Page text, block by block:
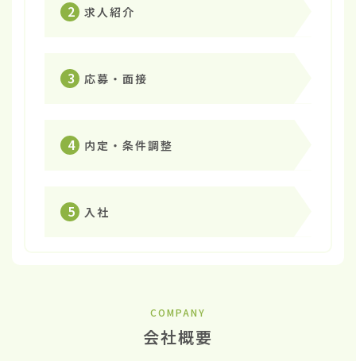
2 求人紹介
3 応募・面接
4 内定・条件調整
5 入社
COMPANY
会社概要